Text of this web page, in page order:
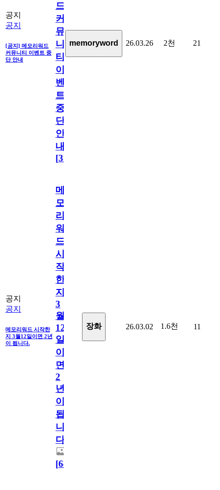
공지
공지
[공지] 메모리워드
커뮤니티 이벤트 중
단 안내
드
커
뮤
니
티
이
벤
트
중
단
안
내
[31
memoryword 26.03.26 2천 21
공지
공지
메모리워드 시작한
지 3월12일이면 2년
이 됩니다.
메
모
리
워
드
시
작
한
지
3
월
12
일
이
면
2
년
이
됩
니
다.
[64
장화 26.03.02 1.6천 11